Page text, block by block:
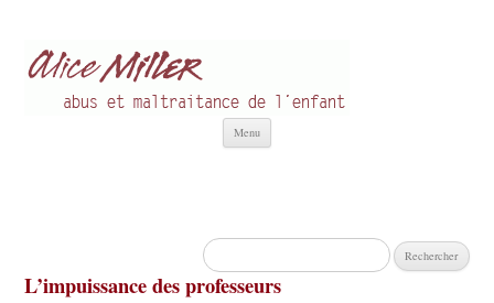
Menu
Rechercher :
L’impuissance des professeurs